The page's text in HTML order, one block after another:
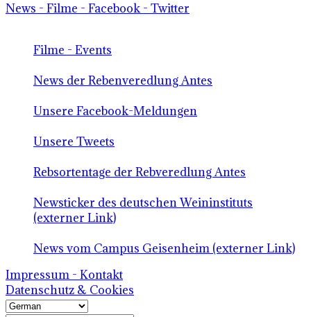
News - Filme - Facebook - Twitter
Filme - Events
News der Rebenveredlung Antes
Unsere Facebook-Meldungen
Unsere Tweets
Rebsortentage der Rebveredlung Antes
Newsticker des deutschen Weininstituts
(externer Link)
News vom Campus Geisenheim (externer Link)
Impressum - Kontakt
Datenschutz & Cookies